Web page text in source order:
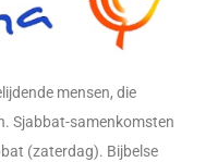
mensen, die
Sjabbat-samenkomsten
(zaterdag). Bijbelse